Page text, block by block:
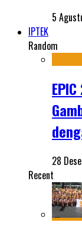
5
IPTEK
Random
28
Recent